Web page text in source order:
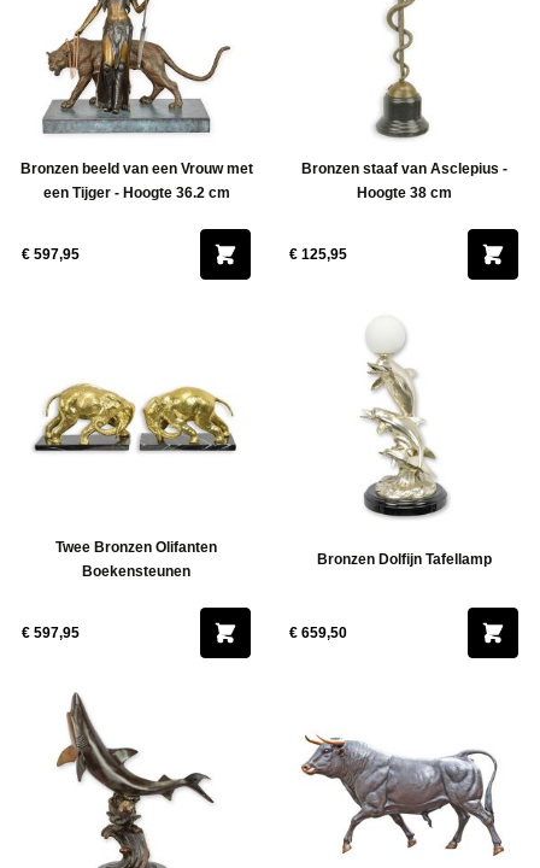
Bronzen beeld van een Vrouw met
een Tijger - Hoogte 36.2 cm
€ 597,95
Bronzen staaf van Asclepius -
Hoogte 38 cm
€ 125,95
Twee Bronzen Olifanten
Boekensteunen
€ 597,95
Bronzen Dolfijn Tafellamp
€ 659,50